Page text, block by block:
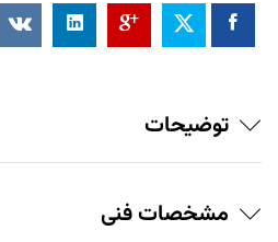
توضیحات
مشخصات فنی